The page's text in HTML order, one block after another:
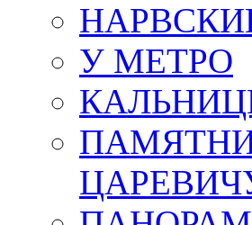
У МЕТРО